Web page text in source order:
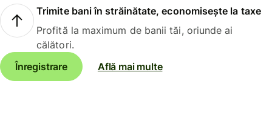
Trimite bani în străinătate, economisește la taxe
Profită la maximum de banii tăi, oriunde ai
călători.
Înregistrare
Află mai multe